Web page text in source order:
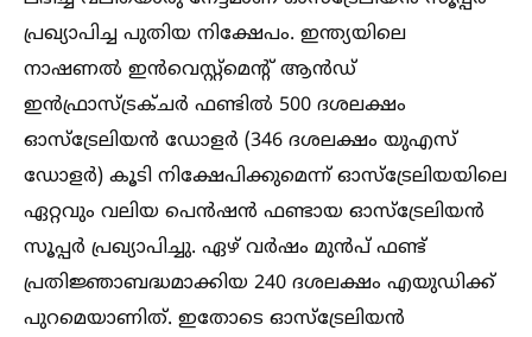
പ്രഖ്യാപിച്ച പുതിയ നിക്ഷേപം. ഇന്ത്യയിലെ
നാഷണല്‍ ഇൻവെസ്റ്റ്‌മെന്റ് ആൻഡ്
ഇൻഫ്രാസ്ട്രക്ചർ ഫണ്ടില്‍ 500 ദശലക്ഷം
ഓസ്ട്രേലിയൻ ഡോളർ (346 ദശലക്ഷം യുഎസ്
ഡോളർ) കൂടി നിക്ഷേപിക്കുമെന്ന് ഓസ്ട്രേലിയയിലെ
ഏറ്റവും വലിയ പെൻഷൻ ഫണ്ടായ ഓസ്ട്രേലിയൻ
സൂപ്പർ പ്രഖ്യാപിച്ചു. ഏഴ് വർഷം മുൻപ് ഫണ്ട്
പ്രതിജ്ഞാബദ്ധമാക്കിയ 240 ദശലക്ഷം എയുഡിക്ക്
പുറമെയാണിത്. ഇതോടെ ഓസ്ട്രേലിയൻ